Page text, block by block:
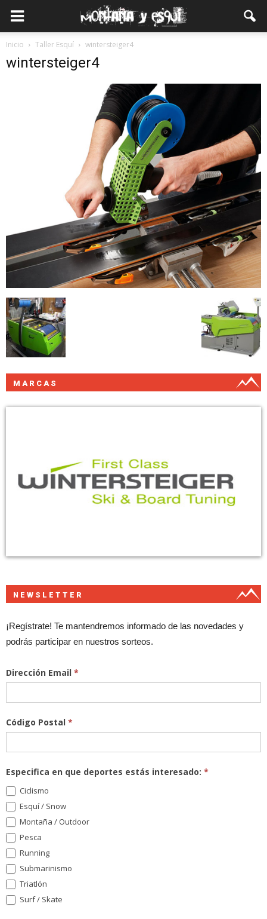
Inicio Taller Esquí wintersteiger4
wintersteiger4
MARCAS
NEWSLETTER
¡Regístrate! Te mantendremos informado de las novedades y
podrás participar en nuestros sorteos.
Dirección Email *
Código Postal *
Especifica en que deportes estás interesado: *
Ciclismo
Esquí / Snow
Montaña / Outdoor
Pesca
Running
Submarinismo
Triatlón
Surf / Skate